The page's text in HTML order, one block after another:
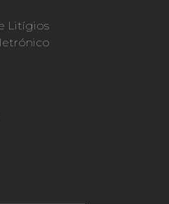
Litígios